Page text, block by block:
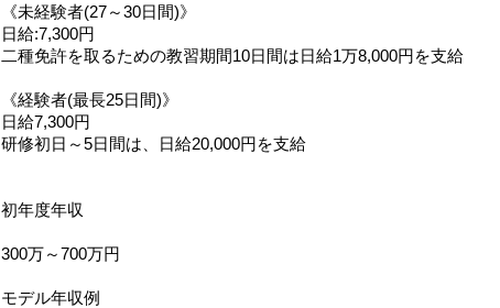
《未経験者(27～30日間)》
日給:7,300円
二種免許を取るための教習期間10日間は日給1万8,000円を支給
《経験者(最長25日間)》
日給7,300円
研修初日～5日間は、日給20,000円を支給
初年度年収
300万～700万円
モデル年収例